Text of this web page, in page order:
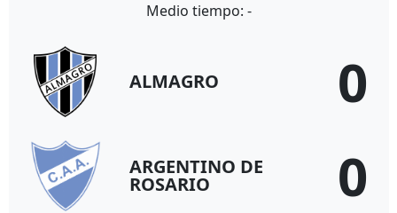
Medio tiempo: -
ALMAGRO 0
ARGENTINO DE
ROSARIO 0